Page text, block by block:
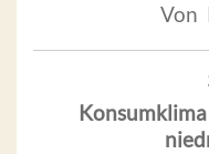
Von